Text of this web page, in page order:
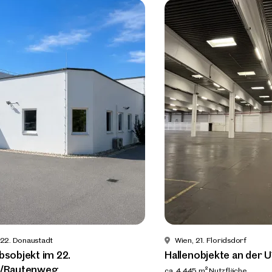
Donaustadt
im 22.
Wien, 21. Floridsdorf
Hallenobjekte an der